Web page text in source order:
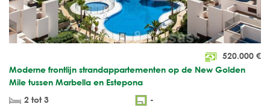
520.000 €
Moderne frontlijn strandappartementen op de New Golden
Mile tussen Marbella en Estepona
2 tot 3
-